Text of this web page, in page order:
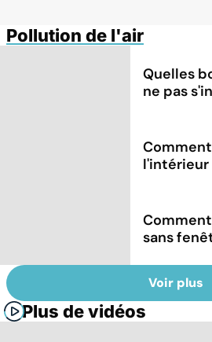
Pollution de l'air
Quelles
ne pas
l'intérieur
sans
Voir plus
Plus de vidéos